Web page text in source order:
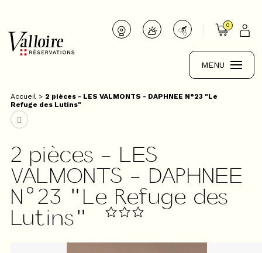
0
MENU
Accueil > 2 pièces - LES VALMONTS - DAPHNEE N°23 "Le
Refuge des Lutins"
2 pièces - LES
VALMONTS - DAPHNEE
N°23 "Le Refuge des
Lutins"